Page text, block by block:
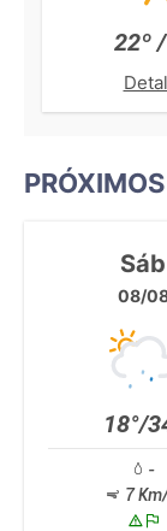
22º
Sáb
08/
18°/
-
7